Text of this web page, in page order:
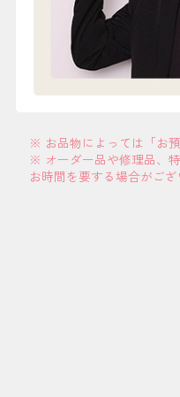
※ お品物によっては「お
※ オーダー品や修理品、
お時間を要する場合がござ